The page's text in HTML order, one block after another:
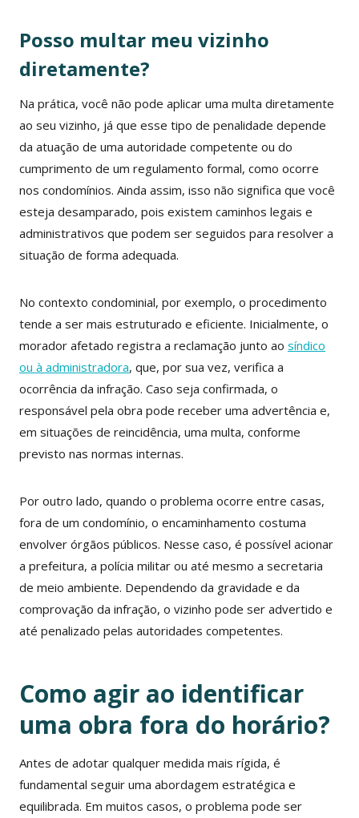
Posso multar meu vizinho
diretamente?
Na prática, você não pode aplicar uma multa diretamente
ao seu vizinho, já que esse tipo de penalidade depende
da atuação de uma autoridade competente ou do
cumprimento de um regulamento formal, como ocorre
nos condomínios. Ainda assim, isso não significa que você
esteja desamparado, pois existem caminhos legais e
administrativos que podem ser seguidos para resolver a
situação de forma adequada.
No contexto condominial, por exemplo, o procedimento
tende a ser mais estruturado e eficiente. Inicialmente, o
morador afetado registra a reclamação junto ao síndico
ou à administradora, que, por sua vez, verifica a
ocorrência da infração. Caso seja confirmada, o
responsável pela obra pode receber uma advertência e,
em situações de reincidência, uma multa, conforme
previsto nas normas internas.
Por outro lado, quando o problema ocorre entre casas,
fora de um condomínio, o encaminhamento costuma
envolver órgãos públicos. Nesse caso, é possível acionar
a prefeitura, a polícia militar ou até mesmo a secretaria
de meio ambiente. Dependendo da gravidade e da
comprovação da infração, o vizinho pode ser advertido e
até penalizado pelas autoridades competentes.
Como agir ao identificar
uma obra fora do horário?
Antes de adotar qualquer medida mais rígida, é
fundamental seguir uma abordagem estratégica e
equilibrada. Em muitos casos, o problema pode ser